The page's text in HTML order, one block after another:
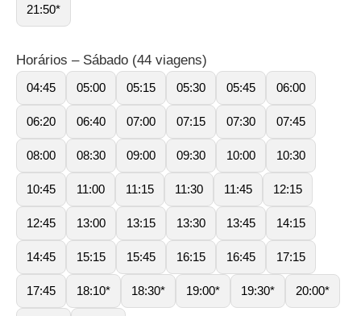
21:50*
Horários – Sábado (44 viagens)
04:45 05:00 05:15 05:30 05:45 06:00
06:20 06:40 07:00 07:15 07:30 07:45
08:00 08:30 09:00 09:30 10:00 10:30
10:45 11:00 11:15 11:30 11:45 12:15
12:45 13:00 13:15 13:30 13:45 14:15
14:45 15:15 15:45 16:15 16:45 17:15
17:45 18:10* 18:30* 19:00* 19:30* 20:00*